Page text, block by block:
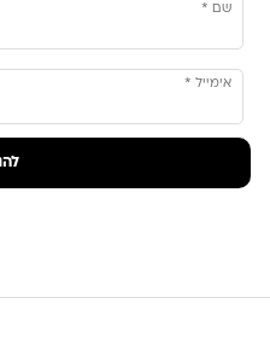
שם *
אימייל *